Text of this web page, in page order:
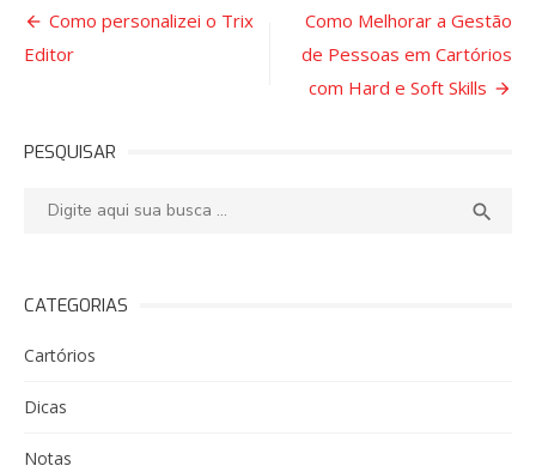
Navegação
de
Como personalizei o Trix
Editor
Como Melhorar a Gestão
de Pessoas em Cartórios
com Hard e Soft Skills
PESQUISAR
Pesquisar: 
CATEGORIAS
Cartórios
Dicas
Notas